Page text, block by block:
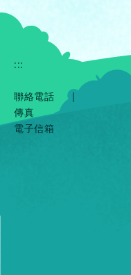
:::
聯絡電話
|
傳真
電子信箱